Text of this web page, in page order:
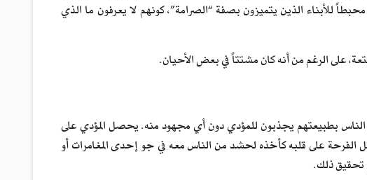
للأبناء الذين يتميزون بصفة “الصرامة”، كونهم لا يعرفون ما الذي
على الرغم من أنه كان مشتتاً في بعض الأحيان.
الناس بطبيعتهم يجذبون للمؤدي دون أي مجهود منه. يحصل المؤدي على
الفرحة على قلبه كأخذه لحشد من الناس معه في جو إحدى المغامرات أو
تحقيق ذلك.